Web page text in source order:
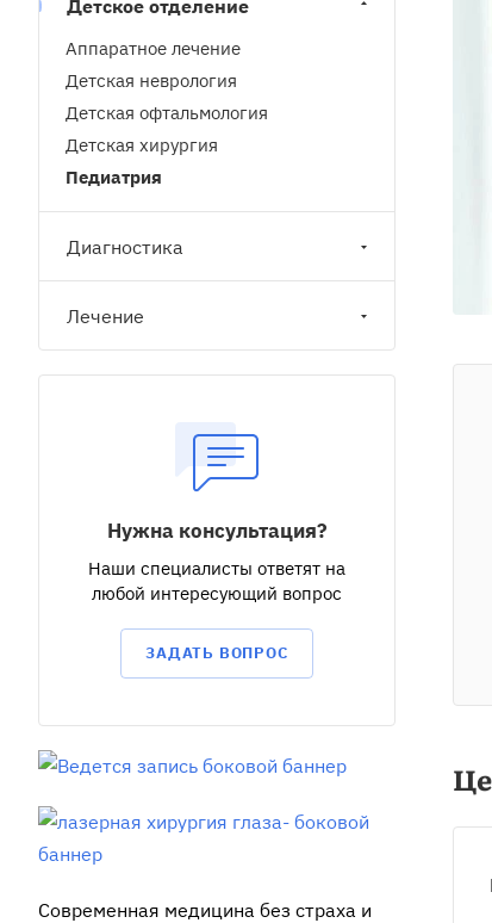
Детское отделение
Аппаратное лечение
Детская неврология
Детская офтальмология
Детская хирургия
Педиатрия
Диагностика
Лечение
Нужна консультация?
Наши специалисты ответят на
любой интересующий вопрос
ЗАДАТЬ ВОПРОС
Современная медицина без страха и